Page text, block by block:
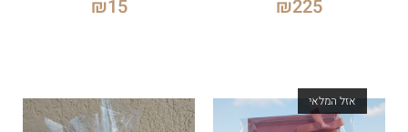
₪225
₪15
אזל המלאי